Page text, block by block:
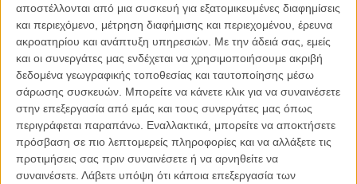
αποστέλλονται από μια συσκευή για εξατομικευμένες διαφημίσεις
και περιεχόμενο, μέτρηση διαφήμισης και περιεχομένου, έρευνα
ακροατηρίου και ανάπτυξη υπηρεσιών. Με την άδειά σας, εμείς
και οι συνεργάτες μας ενδέχεται να χρησιμοποιήσουμε ακριβή
δεδομένα γεωγραφικής τοποθεσίας και ταυτοποίησης μέσω
σάρωσης συσκευών. Μπορείτε να κάνετε κλικ για να συναινέσετε
στην επεξεργασία από εμάς και τους συνεργάτες μας όπως
περιγράφεται παραπάνω. Εναλλακτικά, μπορείτε να αποκτήσετε
πρόσβαση σε πιο λεπτομερείς πληροφορίες και να αλλάξετε τις
προτιμήσεις σας πριν συναινέσετε ή να αρνηθείτε να
συναινέσετε. Λάβετε υπόψη ότι κάποια επεξεργασία των
Αν κάποιος (αλήθεια υπάρχει κανείς;) παρακολουθεί πιστά το
franchise του «Σχιζοφρενή Δολοφόνου με το Πριόνι» θα έχει
προσέξει πως είναι μια ίσως από τις λίγες σειρές ταινιών τρόμου η
οποία έχει μπει στην διαδικασία τόσο πολλών reboot/remakes που
πια δεν βγάζει κανένα απολύτως νόημα. Και το όγδοο κεφάλαιο, το
οποίο προσπαθεί να πατήσει πάλι το κουμπί του reboot στην όλη
σειρά, σε μια ύστατη προσπάθεια να δώσει μια νέα πνοή (λέμε
τώρα) σε ένα franchise το οποίο είναι νεκρό εδώ και χρόνια, όχι
μόνο μπερδεύει τα πράγματα ακόμη περισσότερο αλλά είναι ίσως
και η χειρότερη ταινία του.